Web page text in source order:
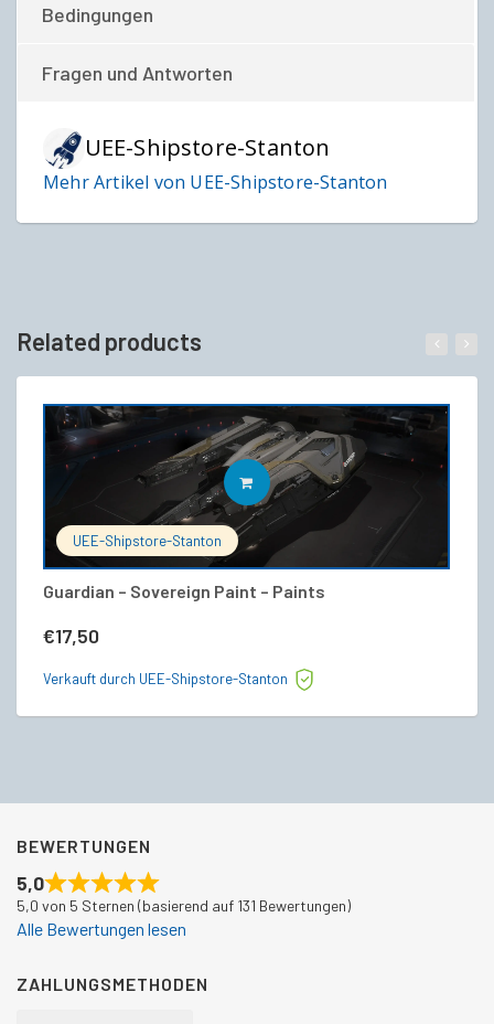
Bedingungen
Fragen und Antworten
UEE-Shipstore-Stanton
Mehr Artikel von UEE-Shipstore-Stanton
Related products
UEE-Shipstore-Stanton
Guardian – Sovereign Paint – Paints
€17,50
IN DEN WARENKORB
Verkauft durch UEE-Shipstore-Stanton
BEWERTUNGEN
5,0
5,0 von 5 Sternen (basierend auf 131 Bewertungen)
Alle Bewertungen lesen
ZAHLUNGSMETHODEN